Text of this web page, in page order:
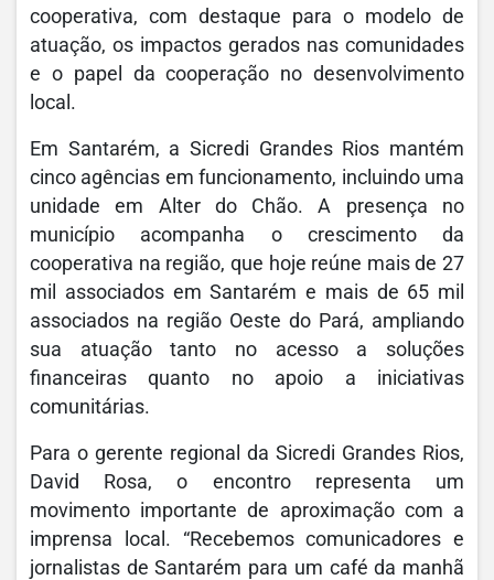
cooperativa, com destaque para o modelo de
atuação, os impactos gerados nas comunidades
e o papel da cooperação no desenvolvimento
local.
Em Santarém, a Sicredi Grandes Rios mantém
cinco agências em funcionamento, incluindo uma
unidade em Alter do Chão. A presença no
município acompanha o crescimento da
cooperativa na região, que hoje reúne mais de 27
mil associados em Santarém e mais de 65 mil
associados na região Oeste do Pará, ampliando
sua atuação tanto no acesso a soluções
financeiras quanto no apoio a iniciativas
comunitárias.
Para o gerente regional da Sicredi Grandes Rios,
David Rosa, o encontro representa um
movimento importante de aproximação com a
imprensa local. “Recebemos comunicadores e
jornalistas de Santarém para um café da manhã